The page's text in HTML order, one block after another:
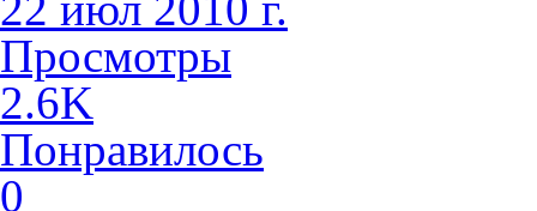
Просмотры
2.6K
Понравилось
0